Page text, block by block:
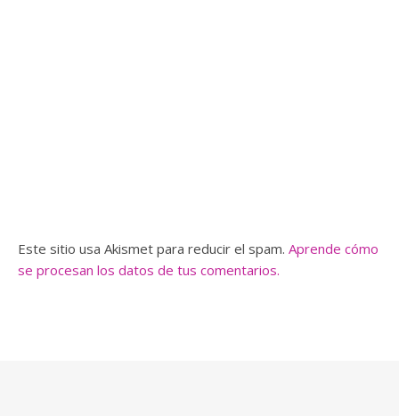
Este sitio usa Akismet para reducir el spam. Aprende cómo
se procesan los datos de tus comentarios.